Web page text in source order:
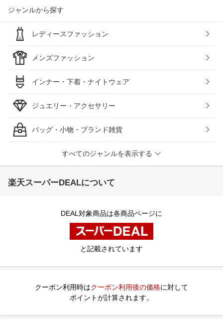
ジャンルから探す
レディースファッション
メンズファッション
インナー・下着・ナイトウェア
ジュエリー・アクセサリー
バッグ・小物・ブランド雑貨
すべてのジャンルを表示する
楽天スーパーDEALについて
DEAL対象商品は各商品ページに
と記載されています
クーポン利用時はクーポン利用後の価格に対して
ポイントが計算されます。